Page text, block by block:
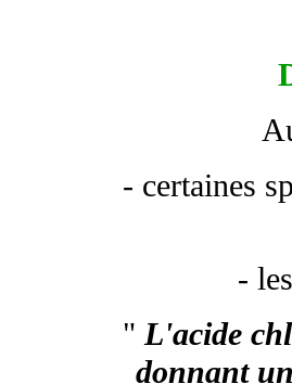
- certaines
-
"L'acide
donnant